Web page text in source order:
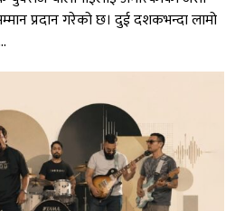
प्रदान गरेको छ। दुई दशकभन्दा लामो